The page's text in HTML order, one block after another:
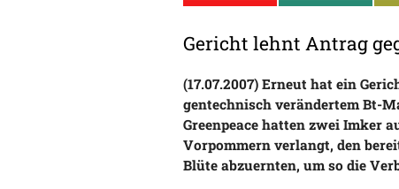
Gericht lehnt Antrag
(17.07.2007) Erneut hat ein
gentechnisch verändertem Bt-
Greenpeace hatten zwei Imker
Vorpommern verlangt, den
Blüte abzuernten, um so die